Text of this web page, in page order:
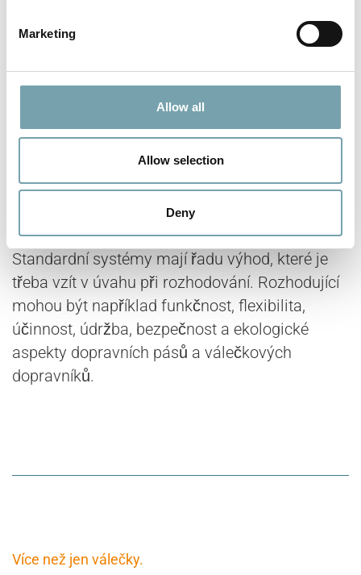
Marketing
Allow all
Allow selection
Deny
Výhody válečkového dopravníku
Kdy je pro mě válečková
dopravní technika tou
správnou volbou?
Při výběru správnéhosystému pro manipulaci
se společnosti často rozhodují
mezi pásovými a válečkovými dopravníky.
Standardní systémy mají řadu výhod, které je
třeba vzít v úvahu při rozhodování. Rozhodující
mohou být například funkčnost, flexibilita,
účinnost, údržba, bezpečnost a ekologické
aspekty dopravních pásů a válečkových
dopravníků.
Více než jen válečky.